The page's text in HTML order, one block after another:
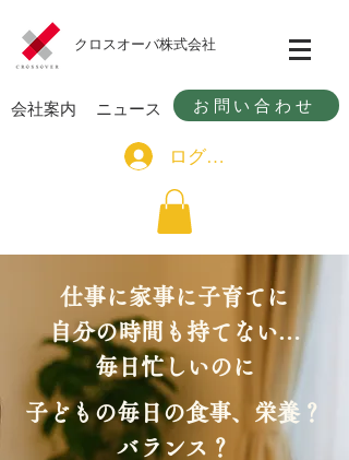
​クロスオーバ株式会社
会社案内 ​ニュース お問い合わせ
ログイン
今すぐ友だちになる（千駄木店）
仕事に家事に子育てに
自分の時間も持てない…
毎日忙しいのに
子どもの毎日の食事、栄養？
バランス？